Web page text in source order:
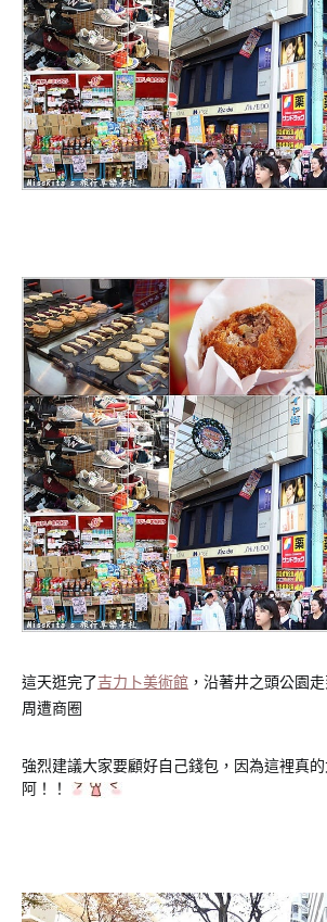
這天逛完了吉力卜美術館 ，沿著井之頭公園走
周遭商圈
強烈建議大家要顧好自己錢包，因為這裡真
阿！！